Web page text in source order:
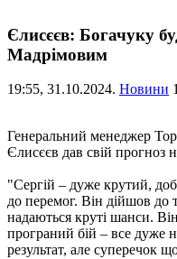
Єлисєєв: Богачуку
Мадрімовим
19:55, 31.10.2024. Новини
Генеральний менеджер
Єлисєєв дав свій прогноз
"Сергій – дуже крутий,
до перемог. Він дійшов до
надаються круті шанси.
програний бій – все дуже
результат, але суперечок